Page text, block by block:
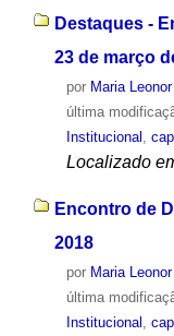
Destaques -
23 de março
por Maria
última
Institucional ,
Localizado
Encontro de
2018
por Maria
última
Institucional